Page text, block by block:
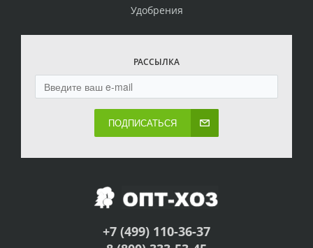
Удобрения
РАССЫЛКА
ПОДПИСАТЬСЯ
+7 (499) 110-36-37